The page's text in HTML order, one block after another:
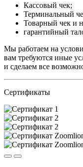
Кассовый чек;
Терминальный
Товарный чек и
гарантийный
Мы работаем на
вам требуются иные
и сделаем все
Сертификаты